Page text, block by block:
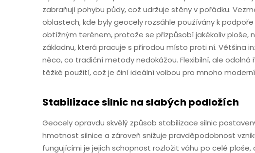
zabraňují pohybu půdy, což udržuje stěny v pořádku.
oblastech, kde byly geocely rozsáhle používány k
obtížným terénem, protože se přizpůsobí jakékoliv ploše,
základnu, která pracuje s přírodou místo proti ní. Většina
něco, co tradiční metody nedokážou. Flexibilní, ale
těžké použití, což je činí ideální volbou pro mnoho
Stabilizace silnic na slabých podložích
Geocely opravdu skvělý způsob stabilizace silnic
hmotnost silnice a zároveň snižuje pravděpodobnost
fungujícími je jejich schopnost rozložit váhu po celé